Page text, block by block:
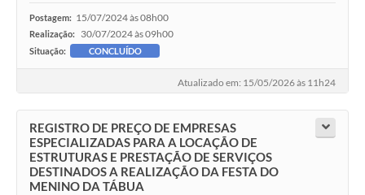
Postagem: 15/07/2024 às 08h00
Realização: 30/07/2024 às 09h00
Situação: CONCLUÍDO
Atualizado em: 15/05/2026 às 11h24
REGISTRO DE PREÇO DE EMPRESAS
ESPECIALIZADAS PARA A LOCAÇÃO DE
ESTRUTURAS E PRESTAÇÃO DE SERVIÇOS
DESTINADOS A REALIZAÇÃO DA FESTA DO
MENINO DA TÁBUA